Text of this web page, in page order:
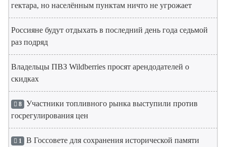
гектара, но населённым пунктам ничто не угрожает
Россияне будут отдыхать в последний день года седьмой
раз подряд
Владельцы ПВЗ Wildberries просят арендодателей о
скидках
8 Участники топливного рынка выступили против
госрегулирования цен
1 В Госсовете для сохранения исторической памяти